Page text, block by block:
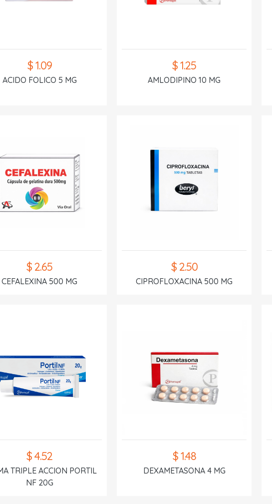
$ 1.09
ACIDO FOLICO 5 MG
$ 1.25
AMLODIPINO 10 MG
$ 2.65
CEFALEXINA 500 MG
$ 2.50
CIPROFLOXACINA 500 MG
$ 4.52
TRIPLE ACCION PORTIL
NF 20G
$ 1.48
DEXAMETASONA 4 MG